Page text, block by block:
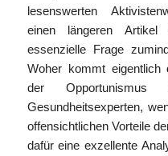
lesenswerten
einen längeren
essenzielle Frage
Woher kommt eigentlich
der
Gesundheitsexperten,
offensichtlichen Vorteile
dafür eine exzellente